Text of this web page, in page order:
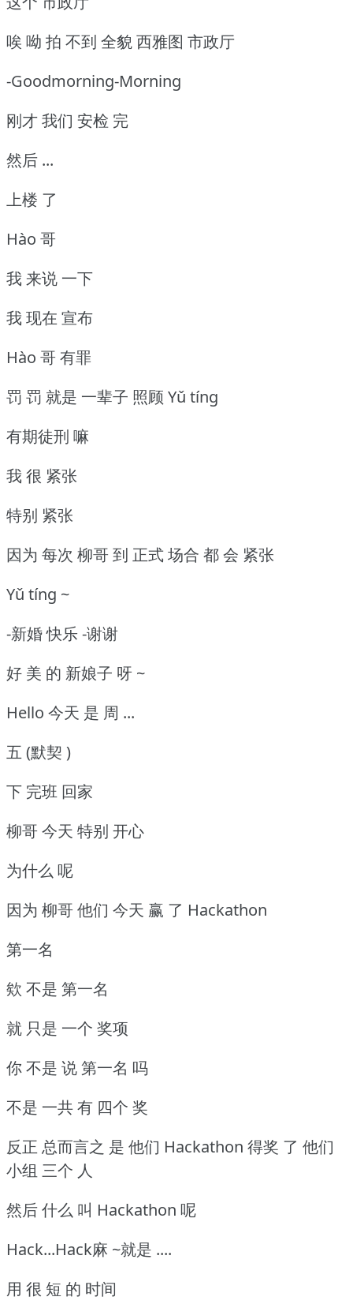
唉 呦 拍 不到 全貌 西雅图 市政厅
-Goodmorning-Morning
刚才 我们 安检 完
然后 ...
上楼 了
Hào 哥
我 来说 一下
我 现在 宣布
Hào 哥 有罪
罚 罚 就是 一辈子 照顾 Yǔ tíng
有期徒刑 嘛
我 很 紧张
特别 紧张
因为 每次 柳哥 到 正式 场合 都 会 紧张
Yǔ tíng ~
-新婚 快乐 -谢谢
好 美 的 新娘子 呀 ~
Hello 今天 是 周 ...
五 (默契 )
下 完班 回家
柳哥 今天 特别 开心
为什么 呢
因为 柳哥 他们 今天 赢 了 Hackathon
第一名
欸 不是 第一名
就 只是 一个 奖项
你 不是 说 第一名 吗
不是 一共 有 四个 奖
反正 总而言之 是 他们 Hackathon 得奖 了 他们
小组 三个 人
然后 什么 叫 Hackathon 呢
Hack...Hack麻 ~就是 ....
用 很 短 的 时间